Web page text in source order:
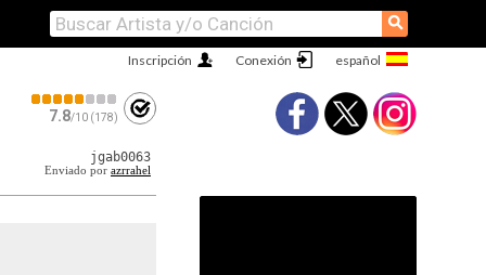
⚲
Conexión
Inscripción
7.8/10 (178)
jgab0063
Enviado por azrrahel